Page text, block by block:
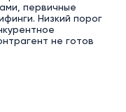
первичные
Низкий порог
не готов